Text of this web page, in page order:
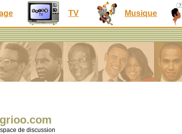
TV Musique
grioo.com
de discussion